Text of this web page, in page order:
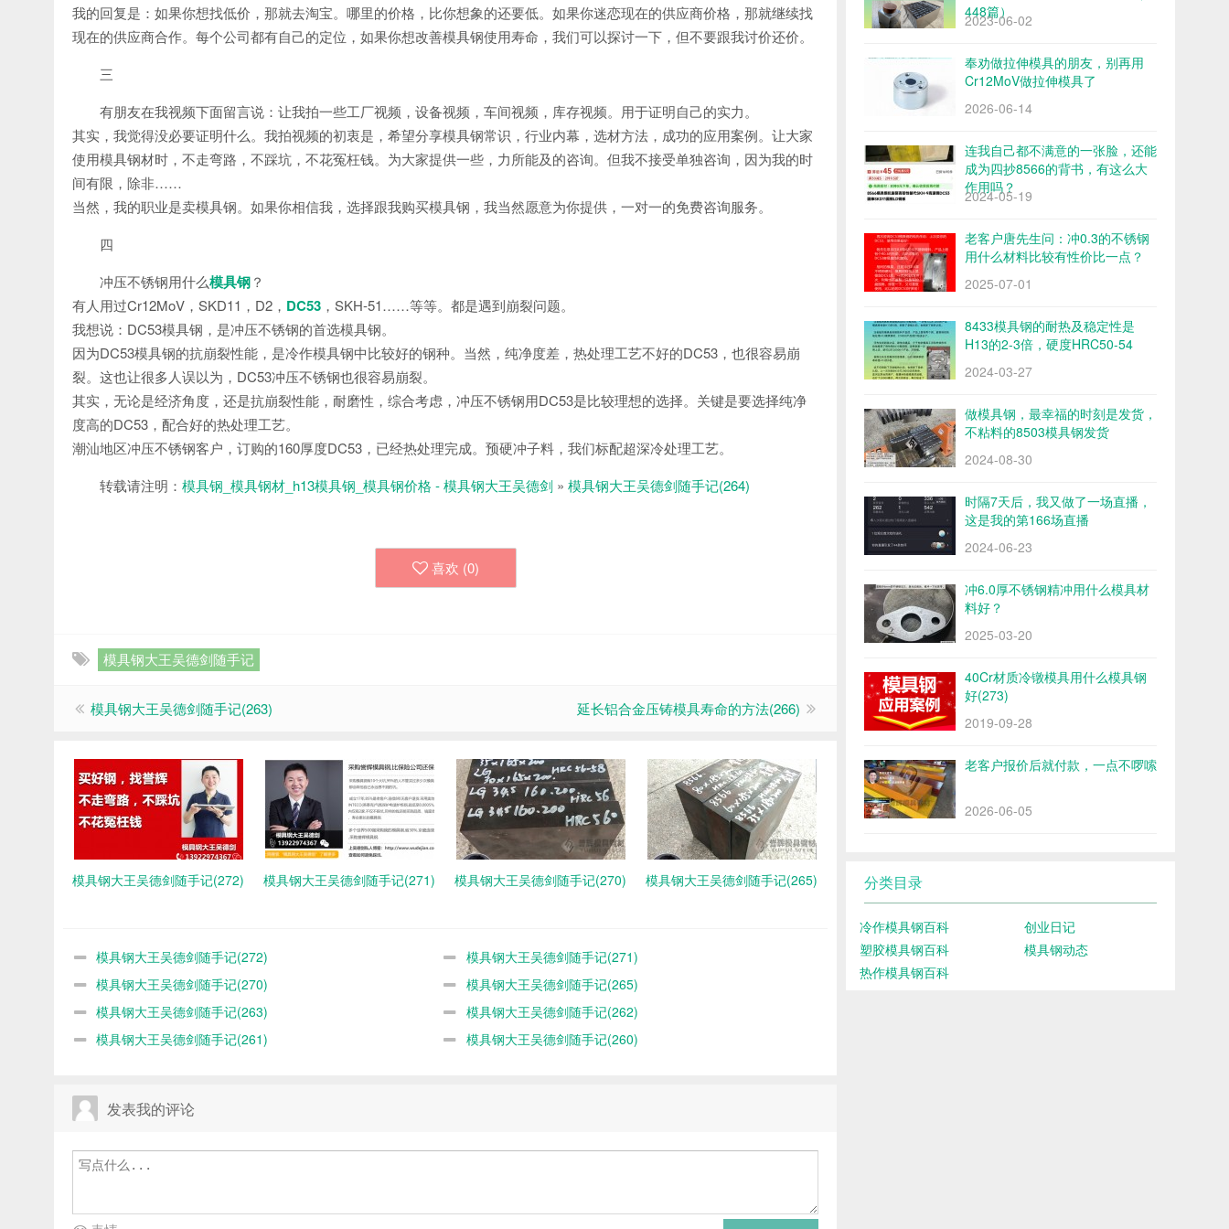
我的回复是：如果你想找低价，那就去淘宝。哪里的价格，比你想象的还要低。如果你迷恋现在的供应商价格，那就继续找
现在的供应商合作。每个公司都有自己的定位，如果你想改善模具钢使用寿命，我们可以探讨一下，但不要跟我讨价还价。
三
有朋友在我视频下面留言说：让我拍一些工厂视频，设备视频，车间视频，库存视频。用于证明自己的实力。
其实，我觉得没必要证明什么。我拍视频的初衷是，希望分享模具钢常识，行业内幕，选材方法，成功的应用案例。让大家
使用模具钢材时，不走弯路，不踩坑，不花冤枉钱。为大家提供一些，力所能及的咨询。但我不接受单独咨询，因为我的时
间有限，除非……
当然，我的职业是卖模具钢。如果你相信我，选择跟我购买模具钢，我当然愿意为你提供，一对一的免费咨询服务。
四
冲压不锈钢用什么模具钢？
有人用过Cr12MoV，SKD11，D2， DC53 ，SKH-51……等等。都是遇到崩裂问题。
我想说：DC53模具钢，是冲压不锈钢的首选模具钢。
因为DC53模具钢的抗崩裂性能，是冷作模具钢中比较好的钢种。当然，纯净度差，热处理工艺不好的DC53，也很容易崩
裂。这也让很多人误以为，DC53冲压不锈钢也很容易崩裂。
其实，无论是经济角度，还是抗崩裂性能，耐磨性，综合考虑，冲压不锈钢用DC53是比较理想的选择。关键是要选择纯净
度高的DC53，配合好的热处理工艺。
潮汕地区冲压不锈钢客户，订购的160厚度DC53，已经热处理完成。预硬冲子料，我们标配超深冷处理工艺。
转载请注明： 模具钢_模具钢材_h13模具钢_模具钢价格 - 模具钢大王吴德剑 » 模具钢大王吴德剑随手记(264)
喜欢 (0)
模具钢大王吴德剑随手记
模具钢大王吴德剑随手记(263) 延长铝合金压铸模具寿命的方法(266)
模具钢大王吴德剑随手记(272) 模具钢大王吴德剑随手记(271) 模具钢大王吴德剑随手记(270) 模具钢大王吴德剑随手记(265)
模具钢大王吴德剑随手记(272)
模具钢大王吴德剑随手记(271)
模具钢大王吴德剑随手记(270)
模具钢大王吴德剑随手记(265)
模具钢大王吴德剑随手记(263)
模具钢大王吴德剑随手记(262)
模具钢大王吴德剑随手记(261)
模具钢大王吴德剑随手记(260)
发表我的评论
448篇）
2023-06-02
奉劝做拉伸模具的朋友，别再用
Cr12MoV做拉伸模具了
2026-06-14
连我自己都不满意的一张脸，还能
成为四抄8566的背书，有这么大
作用吗？
2024-05-19
老客户唐先生问：冲0.3的不锈钢
用什么材料比较有性价比一点？
2025-07-01
8433模具钢的耐热及稳定性是
H13的2-3倍，硬度HRC50-54
2024-03-27
做模具钢，最幸福的时刻是发货，
不粘料的8503模具钢发货
2024-08-30
时隔7天后，我又做了一场直播，
这是我的第166场直播
2024-06-23
冲6.0厚不锈钢精冲用什么模具材
料好？
2025-03-20
40Cr材质冷镦模具用什么模具钢
好(273)
2019-09-28
老客户报价后就付款，一点不啰嗦
2026-06-05
分类目录
冷作模具钢百科
创业日记
塑胶模具钢百科
模具钢动态
热作模具钢百科